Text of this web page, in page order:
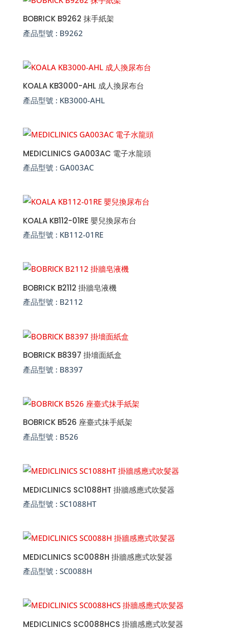
BOBRICK B9262 抹手紙架
產品型號 : B9262
KOALA KB3000-AHL 成人換尿布台
產品型號 : KB3000-AHL
MEDICLINICS GA003AC 電子水龍頭
產品型號 : GA003AC
KOALA KB112-01RE 嬰兒換尿布台
產品型號 : KB112-01RE
BOBRICK B2112 掛牆皂液機
產品型號 : B2112
BOBRICK B8397 掛墻面紙盒
產品型號 : B8397
BOBRICK B526 座臺式抹手紙架
產品型號 : B526
MEDICLINICS SC1088HT 掛牆感應式吹髪器
產品型號 : SC1088HT
MEDICLINICS SC0088H 掛牆感應式吹髪器
產品型號 : SC0088H
MEDICLINICS SC0088HCS 掛牆感應式吹髪器